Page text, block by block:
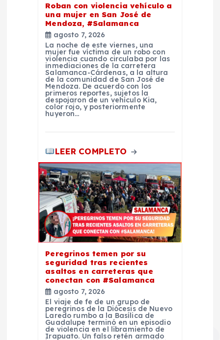
Roban con violencia vehículo a
una mujer en San José de
Mendoza, #Salamanca
agosto 7, 2026
La noche de este viernes, una
mujer fue víctima de un robo con
violencia cuando circulaba por las
inmediaciones de la carretera
Salamanca-Cárdenas, a la altura
de la comunidad de San José de
Mendoza. De acuerdo con los
primeros reportes, sujetos la
despojaron de un vehículo Kia,
color rojo, y posteriormente
huyeron…
LEER COMPLETO
Peregrinos temen por su
seguridad tras recientes
asaltos en carreteras que
conectan con #Salamanca
agosto 7, 2026
El viaje de fe de un grupo de
peregrinos de la Diócesis de Nuevo
Laredo rumbo a la Basílica de
Guadalupe terminó en un episodio
de violencia en el libramiento de
Irapuato. Un falso retén armado